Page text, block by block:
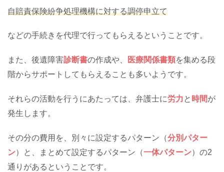
自賠責保険紛争処理機構に対する調停申立て
などの手続きを代理で行ってもらえるということです。
また、後遺障害診断書の作成や、 医療関係書類を集める段
階からサポートしてもらえることも多いようです。
それらの活動を行うにあたっては、弁護士に労力と 時間が
発生します。
その分の費用を、別々に設定するパターン（分別パター
ン）と、まとめて設定するパターン（一体パターン）の2
通りがあるということです。